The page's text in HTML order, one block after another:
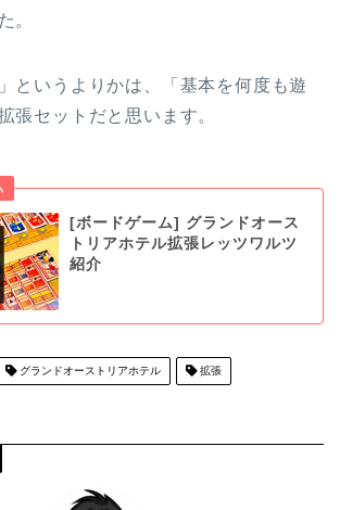
。
というよりかは、「基本を何度も遊
張セットだと思います。
[ボードゲーム] グランドオース
トリアホテル拡張レッツワルツ
紹介
グランドオーストリアホテル 拡張